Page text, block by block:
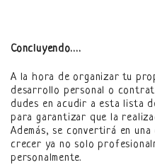
Concluyendo….
A la hora de organizar tu
desarrollo personal o
dudes en acudir a esta lista
para garantizar que la
Además, se convertirá en
crecer ya no solo
personalmente.